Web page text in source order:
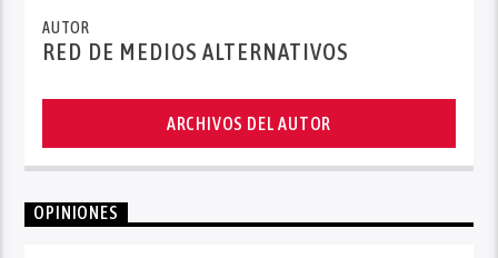
AUTOR
RED DE MEDIOS ALTERNATIVOS
ARCHIVOS DEL AUTOR
OPINIONES